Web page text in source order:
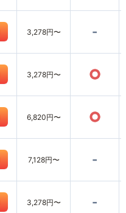
3,278円〜 -
3,278円〜 ○
6,820円〜 ○
7,128円〜 -
3,278円〜 -